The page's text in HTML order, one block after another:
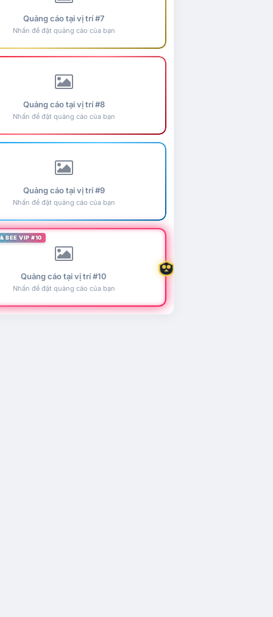
Quảng cáo tại vị trí #7
Nhấn để đặt quảng cáo của bạn
Quảng cáo tại vị trí #8
Nhấn để đặt quảng cáo của bạn
Quảng cáo tại vị trí #9
Nhấn để đặt quảng cáo của bạn
BEE VIP #10
Quảng cáo tại vị trí #10
Nhấn để đặt quảng cáo của bạn